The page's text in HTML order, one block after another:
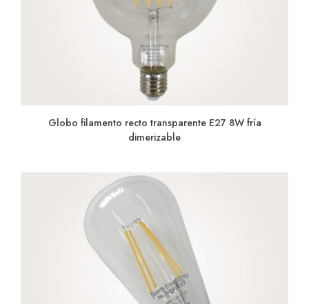
Globo filamento recto transparente E27 8W fría
dimerizable